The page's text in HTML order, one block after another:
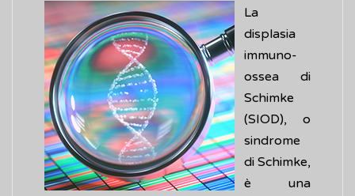
La
displasia
immuno-
ossea di
Schimke
(SIOD), o
sindrome
di Schimke,
è una